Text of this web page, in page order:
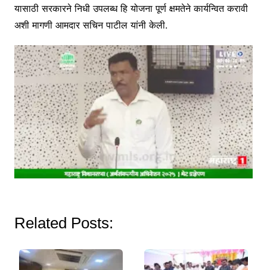
यासाठी सरकारने निधी उपलब्ध हि योजना पूर्ण क्षमतेने कार्यन्वित करावी
अशी मागणी आमदार सचिन पाटील यांनी केली.
Related Posts: